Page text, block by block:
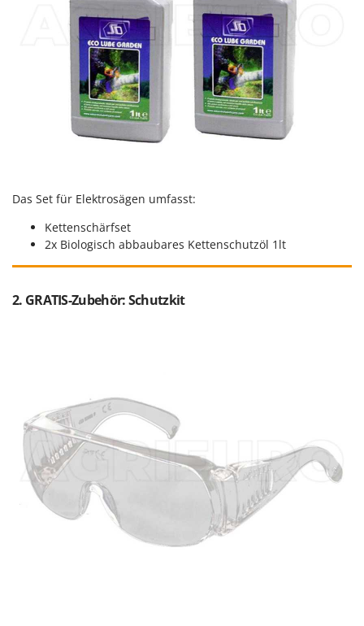
Yard Force
Zanon
Zephir
ZGrills
Das Set für Elektrosägen umfasst:
Kettenschärfset
2x Biologisch abbaubares Kettenschutzöl 1lt
2. GRATIS-Zubehör: Schutzkit